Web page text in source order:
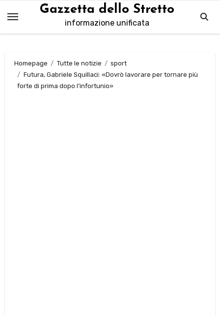
contenuto
Gazzetta dello Stretto
informazione unificata
Homepage Tutte le notizie
sport
Futura, Gabriele Squillaci: «Dovrò lavorare per tornare più
forte di prima dopo l’infortunio»